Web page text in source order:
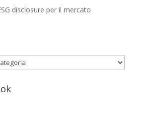
disclosure per il mercato